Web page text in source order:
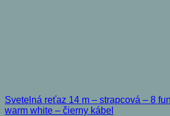
Svetelná reťaz 14 m – strapcová – 8
warm white – čierny kábel